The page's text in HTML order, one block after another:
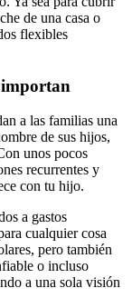
de una casa o
flexibles
a las familias una
de sus hijos,
unos pocos
recurrentes y
con tu hijo.
a gastos
cualquier cosa
pero también
o incluso
a una sola visión